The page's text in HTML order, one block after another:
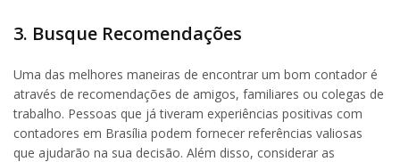
3. Busque Recomendações
Uma das melhores maneiras de encontrar um bom contador é
através de recomendações de amigos, familiares ou colegas de
trabalho. Pessoas que já tiveram experiências positivas com
contadores em Brasília podem fornecer referências valiosas
que ajudarão na sua decisão. Além disso, considerar as